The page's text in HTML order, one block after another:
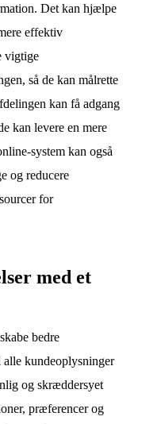
Det kan hjælpe
effektiv
vigtige
så de kan målrette
kan få adgang
kan levere en mere
system kan også
og reducere
for
med et
bedre
alle kundeoplysninger
og skræddersyet
præferencer og